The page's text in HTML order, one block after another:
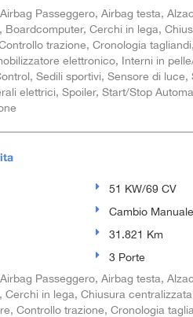
Passeggero, Airbag testa,
Boardcomputer, Cerchi in lega,
trazione, Cronologia
elettronico, Interni in
Sedili sportivi, Sensore di
elettrici, Spoiler, Start/Stop
51 KW/69 CV
Cambio
31.821 Km
3 Porte
Passeggero, Airbag testa,
Cerchi in lega, Chiusura
Controllo trazione, Cronologia